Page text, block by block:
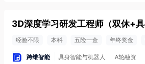
经验不限 本科 五险一金 年终奖金
跨维智能 具身智能与机器人 A轮融资